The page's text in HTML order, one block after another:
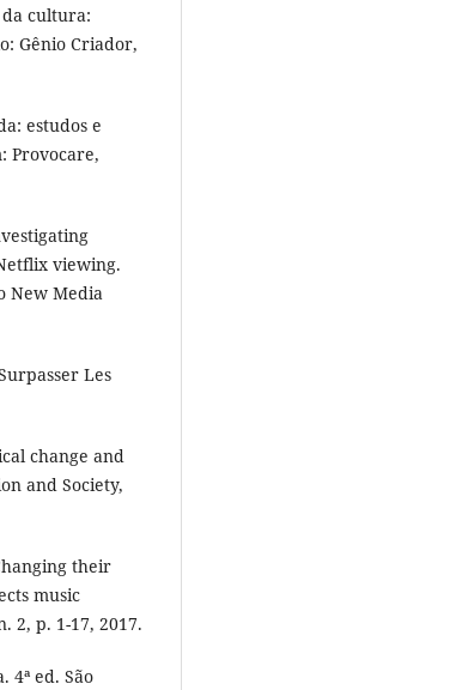
da cultura:
Gênio Criador,
estudos e
Provocare,
viewing.
New Media
Les
change and
and Society,
their
music
2, p. 1-17, 2017.
4ª ed. São